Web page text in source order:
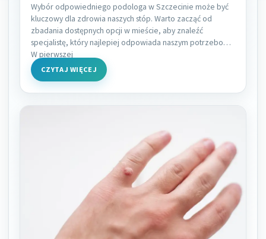
Wybór odpowiedniego podologa w Szczecinie może być
kluczowy dla zdrowia naszych stóp. Warto zacząć od
zbadania dostępnych opcji w mieście, aby znaleźć
specjalistę, który najlepiej odpowiada naszym potrzebom.
W pierwszej
CZYTAJ WIĘCEJ